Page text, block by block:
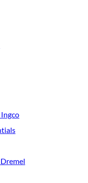
lo que tenemos para
para la ropa en
de renovación y